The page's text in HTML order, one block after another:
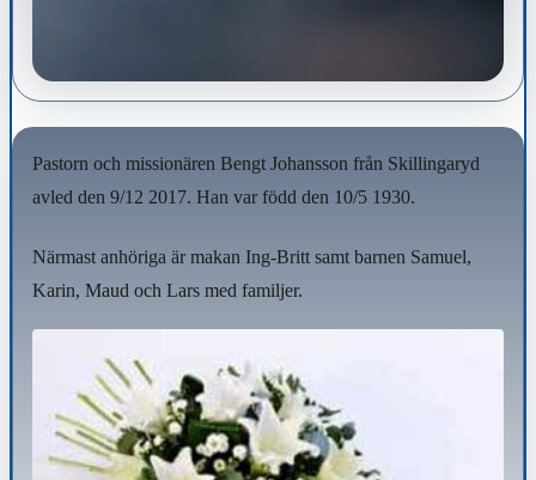
Pastorn och missionären Bengt Johansson från Skillingaryd
avled den 9/12 2017. Han var född den 10/5 1930.
Närmast anhöriga är makan Ing-Britt samt barnen Samuel,
Karin, Maud och Lars med familjer.